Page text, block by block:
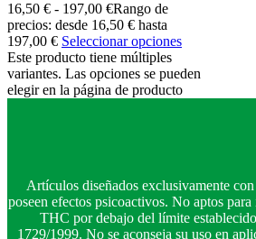
16,50 € - 197,00 €Rango de
precios: desde 16,50 € hasta
197,00 € Seleccionar opciones
Este producto tiene múltiples
variantes. Las opciones se pueden
elegir en la página de producto
Artículos diseñados exclusivamente
poseen efectos psicoactivos. No aptos
THC por debajo del límite
1729/1999. No se aconseja su uso en